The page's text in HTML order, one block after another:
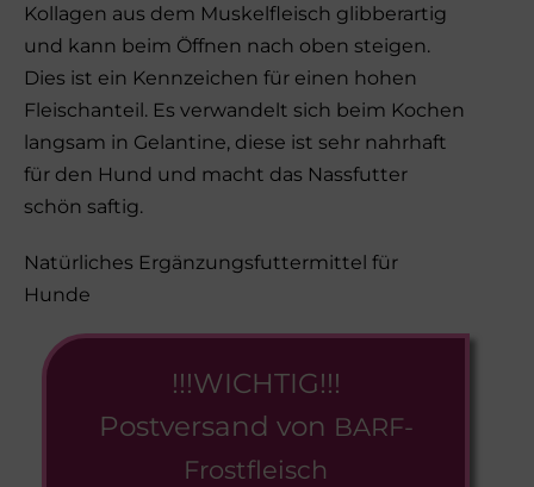
!!!WICHTIG!!!
Postversand von BARF-
Frostfleisch
Kollagen aus dem Muskelfleisch glibberartig
und kann beim Öffnen nach oben steigen.
Dies ist ein Kennzeichen für einen hohen
Fleischanteil. Es verwandelt sich beim Kochen
langsam in Gelantine, diese ist sehr nahrhaft
für den Hund und macht das Nassfutter
schön saftig.
Natürliches Ergänzungsfuttermittel für
Hunde